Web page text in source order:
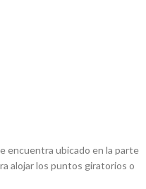
encuentra ubicado en la parte
alojar los puntos giratorios o